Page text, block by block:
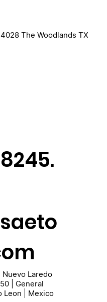
The Woodlands TX
Laredo
| General
Leon | Mexico